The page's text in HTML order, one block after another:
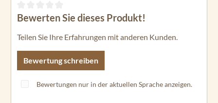
Durchschnittliche Bewertung von 0 von 5 Sternen
Bewerten Sie dieses Produkt!
Teilen Sie Ihre Erfahrungen mit anderen Kunden.
Bewertung schreiben
Bewertungen nur in der aktuellen Sprache anzeigen.